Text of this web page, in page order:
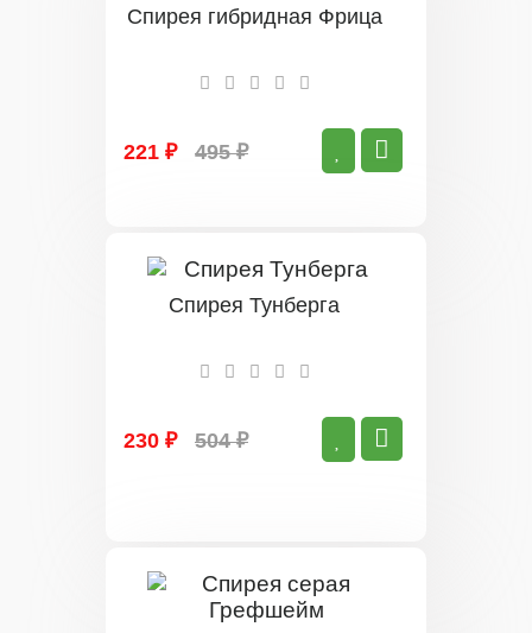
Спирея гибридная Фрица
221 ₽ 495 ₽
Спирея Тунберга
230 ₽ 504 ₽